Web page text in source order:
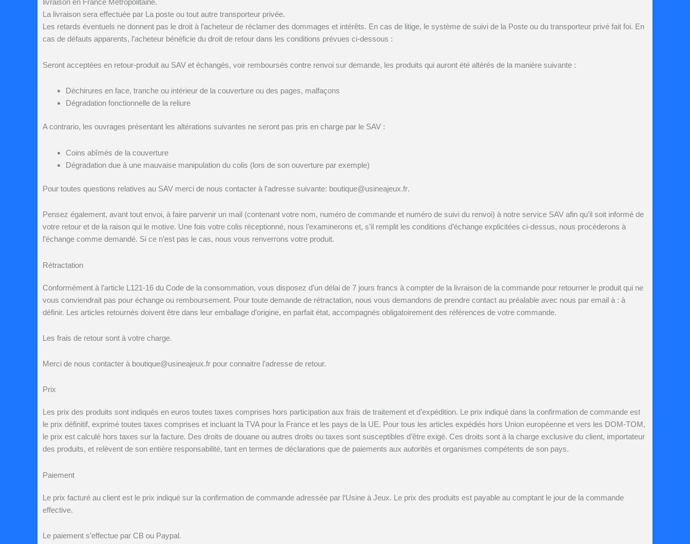
livraison en France Métropolitaine.
La livraison sera effectuée par La poste ou tout autre transporteur privée.
Les retards éventuels ne donnent pas le droit à l’acheteur de réclamer des dommages et intérêts. En cas de litige, le système de suivi de la Poste ou du transporteur privé fait foi. En
cas de défauts apparents, l’acheteur bénéficie du droit de retour dans les conditions prévues ci-dessous :
Seront acceptées en retour-produit au SAV et échangés, voir remboursés contre renvoi sur demande, les produits qui auront été altérés de la manière suivante :
Déchirures en face, tranche ou intérieur de la couverture ou des pages, malfaçons
Dégradation fonctionnelle de la reliure
A contrario, les ouvrages présentant les altérations suivantes ne seront pas pris en charge par le SAV :
Coins abîmés de la couverture
Dégradation due à une mauvaise manipulation du colis (lors de son ouverture par exemple)
Pour toutes questions relatives au SAV merci de nous contacter à l’adresse suivante: boutique@usineajeux.fr.
Pensez également, avant tout envoi, à faire parvenir un mail (contenant votre nom, numéro de commande et numéro de suivi du renvoi) à notre service SAV afin qu’il soit informé de
votre retour et de la raison qui le motive. Une fois votre colis réceptionné, nous l’examinerons et, s’il remplit les conditions d’échange explicitées ci-dessus, nous procéderons à
l’échange comme demandé. Si ce n’est pas le cas, nous vous renverrons votre produit.
Rétractation
Conformément à l’article L121-16 du Code de la consommation, vous disposez d’un délai de 7 jours francs à compter de la livraison de la commande pour retourner le produit qui ne
vous conviendrait pas pour échange ou remboursement. Pour toute demande de rétractation, nous vous demandons de prendre contact au préalable avec nous par email à : à
définir. Les articles retournés doivent être dans leur emballage d’origine, en parfait état, accompagnés obligatoirement des références de votre commande.
Les frais de retour sont à votre charge.
Merci de nous contacter à boutique@usineajeux.fr pour connaitre l’adresse de retour.
Prix
Les prix des produits sont indiqués en euros toutes taxes comprises hors participation aux frais de traitement et d’expédition. Le prix indiqué dans la confirmation de commande est
le prix définitif, exprimé toutes taxes comprises et incluant la TVA pour la France et les pays de la UE. Pour tous les articles expédiés hors Union européenne et vers les DOM-TOM,
le prix est calculé hors taxes sur la facture. Des droits de douane ou autres droits ou taxes sont susceptibles d’être exigé. Ces droits sont à la charge exclusive du client, importateur
des produits, et relèvent de son entière responsabilité, tant en termes de déclarations que de paiements aux autorités et organismes compétents de son pays.
Paiement
Le prix facturé au client est le prix indiqué sur la confirmation de commande adressée par l‘Usine à Jeux. Le prix des produits est payable au comptant le jour de la commande
effective.
Le paiement s’effectue par CB ou Paypal.